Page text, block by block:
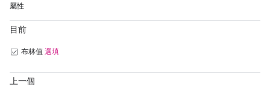
屬性
目前
布林值 選填
上一個